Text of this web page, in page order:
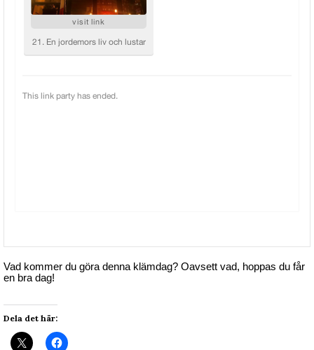
Vad kommer du göra denna klämdag? Oavsett vad, hoppas du får
en bra dag!
Dela det här: